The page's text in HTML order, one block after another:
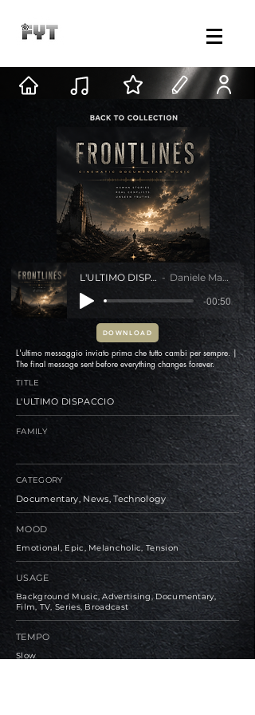
L'ULTIMO DISPACCIO Daniele Mastracci
-00:50
DOWNLOAD
L'ultimo messaggio inviato prima che tutto cambi per sempre. |
The final message sent before everything changes forever.
TITLE
L'ULTIMO DISPACCIO
FAMILY
CATEGORY
Documentary, News, Technology
MOOD
Emotional, Epic, Melancholic, Tension
USAGE
Background Music, Advertising, Documentary,
Film, TV, Series, Broadcast
TEMPO
Slow